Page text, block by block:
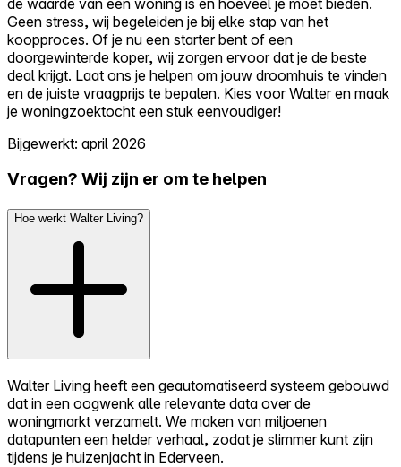
Geen stress, wij begeleiden je bij elke stap van het
koopproces. Of je nu een starter bent of een
doorgewinterde koper, wij zorgen ervoor dat je de beste
deal krijgt. Laat ons je helpen om jouw droomhuis te vinden
en de juiste vraagprijs te bepalen. Kies voor Walter en maak
je woningzoektocht een stuk eenvoudiger!
Bijgewerkt: april 2026
Vragen? Wij zijn er om te helpen
Hoe werkt Walter Living?
Walter Living heeft een geautomatiseerd systeem gebouwd
dat in een oogwenk alle relevante data over de
woningmarkt verzamelt. We maken van miljoenen
datapunten een helder verhaal, zodat je slimmer kunt zijn
tijdens je huizenjacht in Ederveen.